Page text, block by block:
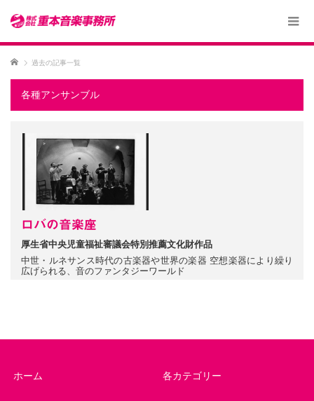
ホーム 過去の記事一覧
各種アンサンブル
ロバの音楽座
厚生省中央児童福祉審議会特別推薦文化財作品
中世・ルネサンス時代の古楽器や世界の楽器 空想楽器により繰り
広げられる、音のファンタジーワールド
ホーム 各カテゴリー